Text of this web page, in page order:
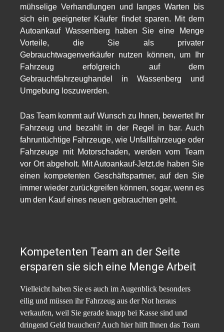
mühselige Verhandlungen und langes Warten bis
sich ein geeigneter Käufer findet sparen. Mit dem
Autoankauf Wassenberg
haben Sie eine Menge
Vorteile, die Sie als privater
Gebrauchtwagenverkäufer nutzen können, um Ihr
Fahrzeug erfolgreich auf dem
Gebrauchtfahrzeughandel in Wassenberg und
Umgebung loszuwerden.
Das Team kommt auf Wunsch zu Ihnen, bewertet Ihr
Fahrzeug und bezahlt in der Regel in bar. Auch
fahruntüchtige Fahrzeuge, wie Unfallfahrzeuge oder
Fahrzeuge mit Motorschaden, werden vom Team
vor Ort abgeholt. MitAutoankauf-Jetzt.de haben Sie
einen kompetenten Geschäftspartner, auf den Sie
immer wieder zurückgreifen können, sogar, wenn es
um den Kauf eines neuen gebrauchten geht.
Kompetenten Team an der Seite
ersparen sie sich eine Menge Arbeit
Vielleicht haben Sie es auch im Augenblick besonders
eilig und müssen ihr Fahrzeug aus der Not heraus
verkaufen, weil Sie gerade knapp bei Kasse sind und
dringend Geld brauchen? Auch hier hilft Ihnen das Team